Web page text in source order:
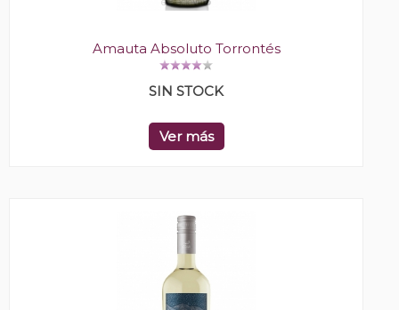
Amauta Absoluto Torrontés
SIN STOCK
Ver más